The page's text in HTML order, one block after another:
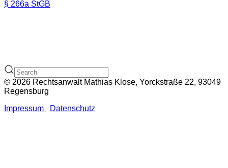
§ 266a StGB
© 2026 Rechtsanwalt Mathias Klose, Yorckstraße 22, 93049
Regensburg
Impressum
Datenschutz